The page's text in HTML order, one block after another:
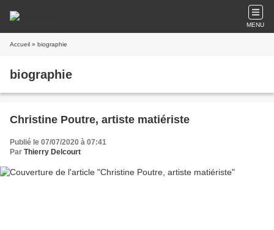
MENU
Accueil » biographie
biographie
Christine Poutre, artiste matiériste
Publié le 07/07/2020 à 07:41
Par Thierry Delcourt